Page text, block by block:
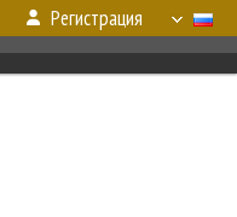
Регистрация